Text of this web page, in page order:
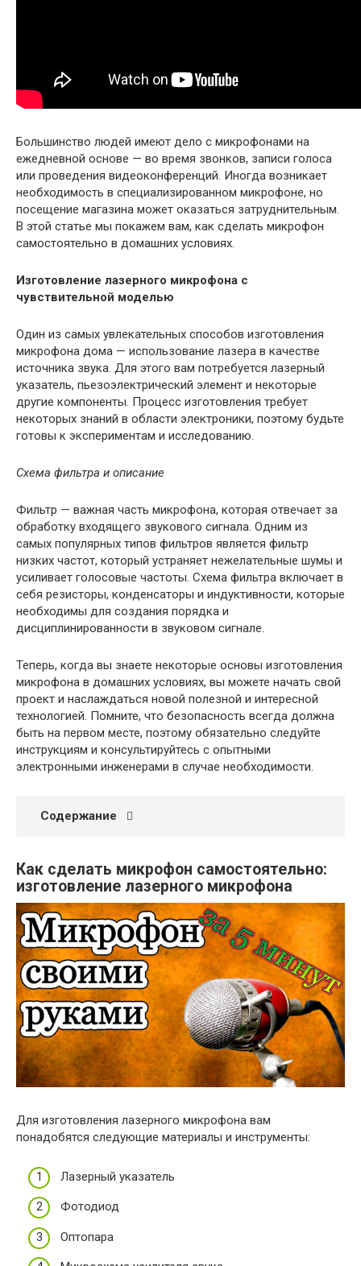
Большинство людей имеют дело с микрофонами на
ежедневной основе — во время звонков, записи голоса
или проведения видеоконференций. Иногда возникает
необходимость в специализированном микрофоне, но
посещение магазина может оказаться затруднительным.
В этой статье мы покажем вам, как сделать микрофон
самостоятельно в домашних условиях.
Изготовление лазерного микрофона с
чувствительной моделью
Один из самых увлекательных способов изготовления
микрофона дома — использование лазера в качестве
источника звука. Для этого вам потребуется лазерный
указатель, пьезоэлектрический элемент и некоторые
другие компоненты. Процесс изготовления требует
некоторых знаний в области электроники, поэтому будьте
готовы к экспериментам и исследованию.
Схема фильтра и описание
Фильтр — важная часть микрофона, которая отвечает за
обработку входящего звукового сигнала. Одним из
самых популярных типов фильтров является фильтр
низких частот, который устраняет нежелательные шумы и
усиливает голосовые частоты. Схема фильтра включает в
себя резисторы, конденсаторы и индуктивности, которые
необходимы для создания порядка и
дисциплинированности в звуковом сигнале.
Теперь, когда вы знаете некоторые основы изготовления
микрофона в домашних условиях, вы можете начать свой
проект и наслаждаться новой полезной и интересной
технологией. Помните, что безопасность всегда должна
быть на первом месте, поэтому обязательно следуйте
инструкциям и консультируйтесь с опытными
электронными инженерами в случае необходимости.
Содержание
Как сделать микрофон самостоятельно:
изготовление лазерного микрофона
Для изготовления лазерного микрофона вам
понадобятся следующие материалы и инструменты:
Лазерный указатель
Фотодиод
Оптопара